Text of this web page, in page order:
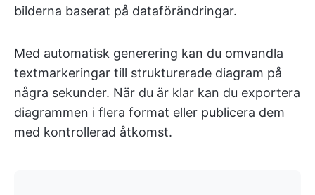
bilderna baserat på dataförändringar.
Med automatisk generering kan du omvandla
textmarkeringar till strukturerade diagram på
några sekunder. När du är klar kan du exportera
diagrammen i flera format eller publicera dem
med kontrollerad åtkomst.